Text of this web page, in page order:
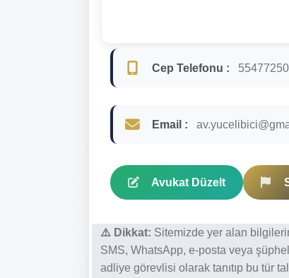
Cep Telefonu :
Email :
Avukat Düzelt
⚠️ Dikkat: Sitemizde yer alan
SMS, WhatsApp, e-posta veya
adliye görevlisi olarak tanıtıp bu tür